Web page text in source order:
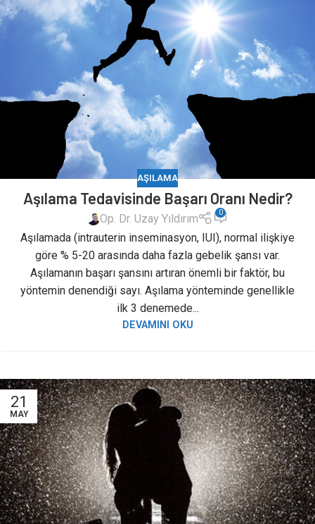
AŞILAMA
Aşılama Tedavisinde Başarı Oranı Nedir?
Op. Dr. Uzay Yıldırım 0
Aşılamada (intrauterin inseminasyon, IUI), normal ilişkiye
göre % 5-20 arasında daha fazla gebelik şansı var.
Aşılamanın başarı şansını artıran önemli bir faktör, bu
yöntemin denendiği sayı. Aşılama yönteminde genellikle
ilk 3 denemede...
DEVAMINI OKU
21
MAY